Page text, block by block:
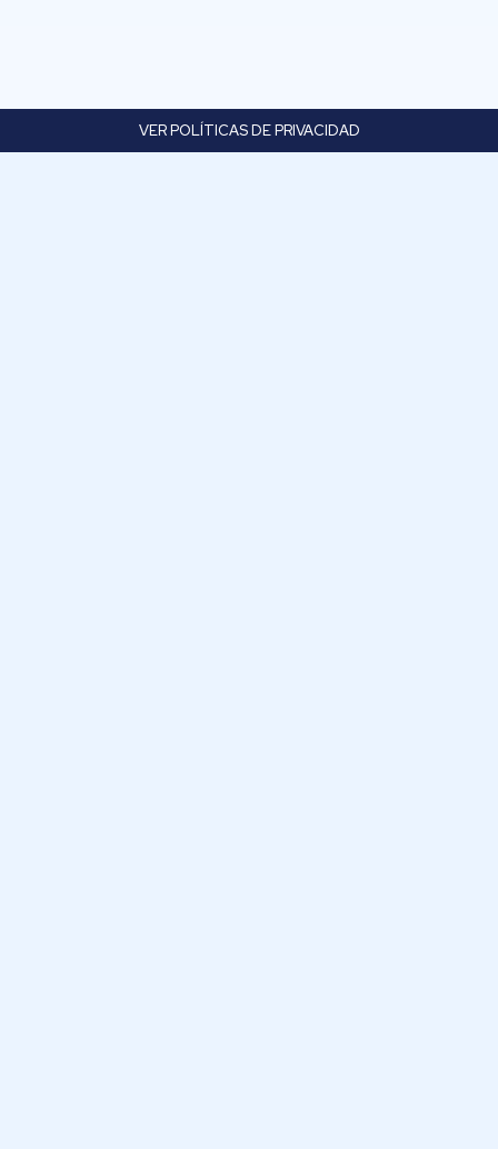
VER POLÍTICAS DE PRIVACIDAD